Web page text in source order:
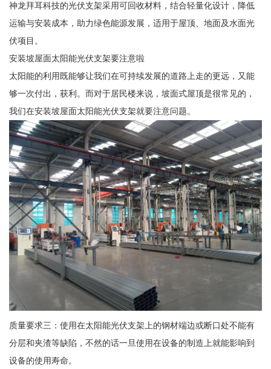
神龙拜耳科技的光伏支架采用可回收材料，结合轻量化设计，降低
运输与安装成本，助力绿色能源发展，适用于屋顶、地面及水面光
伏项目。
安装坡屋面太阳能光伏支架要注意啦
太阳能的利用既能够让我们在可持续发展的道路上走的更远，又能
够一次付出，获利。而对于居民楼来说，坡面式屋顶是很常见的，
我们在安装坡屋面太阳能光伏支架就要注意问题。
质量要求三：使用在太阳能光伏支架上的钢材端边或断口处不能有
分层和夹渣等缺陷，不然的话一旦使用在设备的制造上就能影响到
设备的使用寿命。